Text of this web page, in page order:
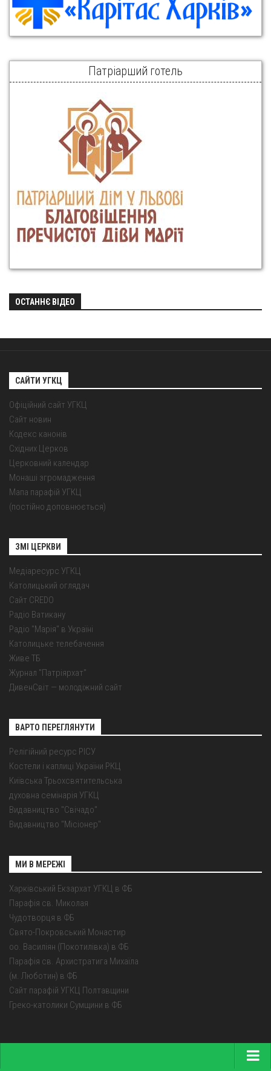
Патріарший готель
ОСТАННЄ ВІДЕО
САЙТИ УГКЦ
Офіційний сайт УГКЦ
Сайт новин
Кодекс канонів
Східних Церков
Церковний календар
Монаші згромадження
Мапа парафій УГКЦ
(постійно доповнюється)
ЗМІ ЦЕРКВИ
Медіаресурс УГКЦ
Католицький оглядач
Сайт CREDO
Радіо Ватикану
Радіо "Марія" в Україні
Католицьке телебачення
Живе ТБ
Журнал "Патріярхат"
ДивенСвіт — молодіжний сайт
ВАРТО ПЕРЕГЛЯНУТИ
Релігійний ресурс РІСУ
Костели і каплиці України РКЦ
Київська Трьохсвятительська
духовна семінарія УГКЦ
Видавництво "Свічадо"
Видавництво "Місіонер"
МИ В МЕРЕЖІ
Харківський Екзархат УГКЦ в ФБ
Парафія св. Миколая
Чудотворця в ФБ
Свято-Покровський Монастир
оо. Василіян (Покотилівка) в ФБ
Парафія св. Архистратига Михаїла
(м. Люботин) в ФБ
Сайт парафій УГКЦ Полтавщини
Греко-католики Сумщини в ФБ